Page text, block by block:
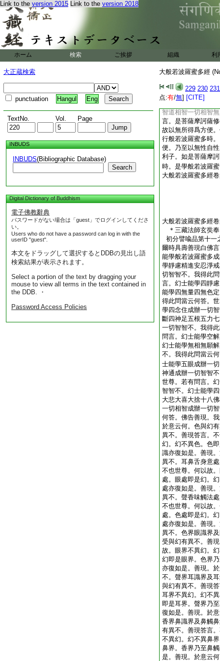
Link to the version 2015 Link to the version 2018
ホーム 検索 ご挨拶 組織 利
大正蔵検索
punctuation Hangul Eng
TextNo. Vol. Page
INBUDS
INBUDS(Bibliographic Database)
Search
Digital Dictionary of Buddhism
電子佛教辭典
パスワードがない場合は「guest」でログインしてくださ
い。
Users who do not have a password can log in with the
userID "guest".
本文をドラッグして選択するとDDBの見出し語
検索結果が表示されます。
Select a portion of the text by dragging your
mouse to view all terms in the text contained in
the DDB. ・
Password Access Policies
大般若波羅蜜多經
229 230 231
点:有/無] [CITE]
智智。時舍利子復
訶薩修行般若波羅
蜜多則能成辦一切
薩摩訶薩修行般若
羅蜜多則能成辦一
得爲方便故。舍利
法無所得爲方便。
施波羅蜜多無所得
進靜慮般若波羅蜜
於佛十力無所得爲
礙解大慈大悲大喜
智道相智一切相智
言。是菩薩摩訶薩
故以無所得爲方便
行般若波羅蜜多時
便。乃至以無性自
利子。如是菩薩摩
時。是學般若波羅
大般若波羅蜜多經
大般若波羅蜜多經
＊三藏法師玄
初分譬喩品第十一
爾時具壽善現白佛
能學般若波羅蜜多
學靜慮精進安忍淨
切智智不。我得此
言。幻士能學四靜
能學四無量四無色
得此問當云何答。
學四念住成辦一切
斷四神足五根五力
一切智智不。我得
問言。幻士能學空
幻士能學無相無願
不。我得此問當云
士能學五眼成辦一
神通成辦一切智智
世尊。若有問言。
智智不。幻士能學
大悲大喜大捨十八
一切相智成辦一切
何答。佛告善現。
於意云何。色與幻
異不。善現答言。
幻。幻不異色。色
識亦復如是。善現
異不。耳鼻舌身意
不也世尊。何以故
處。眼處即是幻。
處亦復如是。善現
異不。聲香味觸法
不也世尊。何以故
處。色處即是幻。
處亦復如是。善現
異不。色界眼識界
受與幻有異不。善
故。眼界不異幻。
幻即是眼界。色界
亦復如是。善現。
不。聲界耳識界及
與幻有異不。善現
耳界不異幻。幻不
即是耳界。聲界乃
復如是。善現。於
香界鼻識界及鼻觸
有異不。善現答言
不異幻。幻不異鼻
鼻界。香界乃至鼻
是。善現。於意云